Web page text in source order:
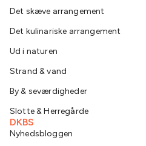
Det skæve arrangement
Det kulinariske arrangement
Ud i naturen
Strand & vand
By & seværdigheder
Slotte & Herregårde
DKBS
Nyhedsbloggen